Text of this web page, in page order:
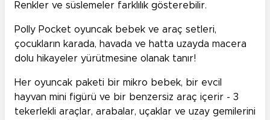
Renkler ve süslemeler farklılık gösterebilir.
Polly Pocket oyuncak bebek ve araç setleri,
çocukların karada, havada ve hatta uzayda macera
dolu hikayeler yürütmesine olanak tanır!
​Her oyuncak paketi bir mikro bebek, bir evcil
hayvan mini figürü ve bir benzersiz araç içerir - 3
tekerlekli araçlar, arabalar, uçaklar ve uzay gemilerini